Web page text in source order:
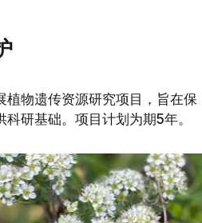
植物遗传资源研究项目，旨在保
研基础。项目计划为期5年。